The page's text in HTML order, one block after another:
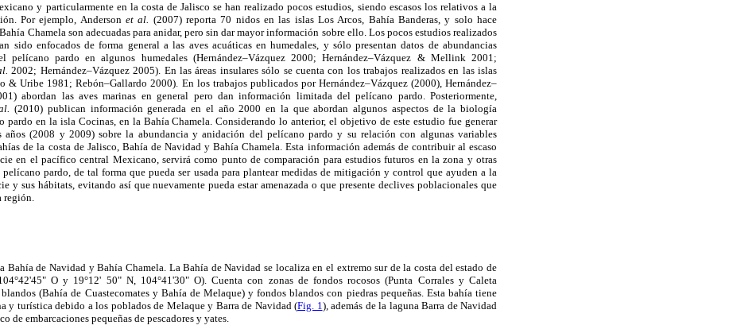
y particularmente en la costa de Jalisco se han realizado pocos estudios, siendo escasos los relativos a la
Por ejemplo, Anderson et al. (2007) reporta 70 nidos en las islas Los Arcos, Bahía Banderas, y solo hace
Chamela son adecuadas para anidar, pero sin dar mayor información sobre ello. Los pocos estudios realizados
sido enfocados de forma general a las aves acuáticas en humedales, y sólo presentan datos de abundancias
pelícano pardo en algunos humedales (Hernández–Vázquez 2000; Hernández–Vázquez & Mellink 2001;
2002; Hernández–Vázquez 2005). En las áreas insulares sólo se cuenta con los trabajos realizados en las islas
& Uribe 1981; Rebón–Gallardo 2000). En los trabajos publicados por Hernández–Vázquez (2000), Hernández–
abordan las aves marinas en general pero dan información limitada del pelícano pardo. Posteriormente,
(2010) publican información generada en el año 2000 en la que abordan algunos aspectos de la biología
pardo en la isla Cocinas, en la Bahía Chamela. Considerando lo anterior, el objetivo de este estudio fue generar
años (2008 y 2009) sobre la abundancia y anidación del pelícano pardo y su relación con algunas variables
de la costa de Jalisco, Bahía de Navidad y Bahía Chamela. Esta información además de contribuir al escaso
en el pacífico central Mexicano, servirá como punto de comparación para estudios futuros en la zona y otras
pardo, de tal forma que pueda ser usada para plantear medidas de mitigación y control que ayuden a la
y sus hábitats, evitando así que nuevamente pueda estar amenazada o que presente declives poblacionales que
región.
Bahía de Navidad y Bahía Chamela. La Bahía de Navidad se localiza en el extremo sur de la costa del estado de
O y 19°12' 50" N, 104°41'30" O). Cuenta con zonas de fondos rocosos (Punta Corrales y Caleta
(Bahía de Cuastecomates y Bahía de Melaque) y fondos blandos con piedras pequeñas. Esta bahía tiene
y turística debido a los poblados de Melaque y Barra de Navidad (Fig. 1 ), además de la laguna Barra de Navidad
de embarcaciones pequeñas de pescadores y yates.